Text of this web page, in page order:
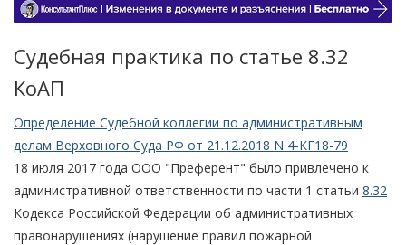
Судебная практика по статье 8.32
КоАП
Определение Судебной коллегии по административным
делам Верховного Суда РФ от 21.12.2018 N 4-КГ18-79
18 июля 2017 года ООО "Преферент" было привлечено к
административной ответственности по части 1 статьи 8.32
Кодекса Российской Федерации об административных
правонарушениях (нарушение правил пожарной